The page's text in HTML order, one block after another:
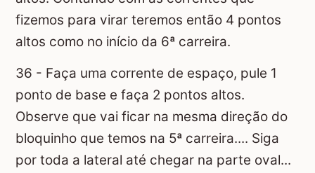
fizemos para virar teremos então 4 pontos
altos como no início da 6ª carreira.
36 - Faça uma corrente de espaço, pule 1
ponto de base e faça 2 pontos altos.
Observe que vai ficar na mesma direção do
bloquinho que temos na 5ª carreira.... Siga
por toda a lateral até chegar na parte oval...